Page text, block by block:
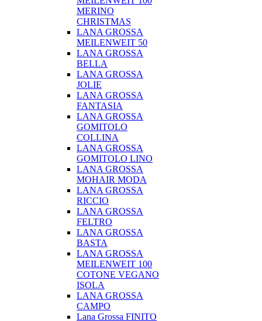
MERINO
CHRISTMAS
LANA GROSSA
MEILENWEIT 50
LANA GROSSA
BELLA
LANA GROSSA
JOLIE
LANA GROSSA
FANTASIA
LANA GROSSA
GOMITOLO
COLLINA
LANA GROSSA
GOMITOLO LINO
LANA GROSSA
MOHAIR MODA
LANA GROSSA
RICCIO
LANA GROSSA
FELTRO
LANA GROSSA
BASTA
LANA GROSSA
MEILENWEIT 100
COTONE VEGANO
ISOLA
LANA GROSSA
CAMPO
Lana Grossa FINITO